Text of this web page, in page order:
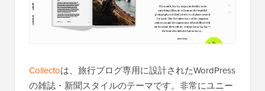
Collectoは、旅行ブログ専用に設計されたWordPress
の雑誌・新聞スタイルのテーマです。非常にユニー